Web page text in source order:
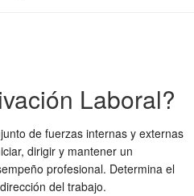
Laboral?
de fuerzas internas y externas
dirigir y mantener un
profesional. Determina el
del trabajo.